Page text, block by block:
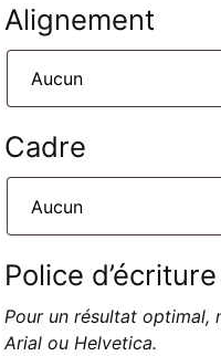
Alignement
Cadre
Police d’écriture
Pour un résultat optimal,
Arial ou Helvetica.